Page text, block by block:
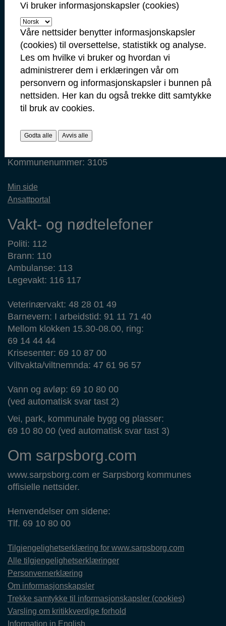
Kontaktinformasjon
Kontakt oss
Servicetorget: 69 10 80 00
(Telefontid mandag-fredag 09.00-14.00)
Contact us - English
Post: Postboks 237, 1702 Sarpsborg
Faktura: Postboks 505, 1703 Sarpsborg
Kommunenummer: 3105
Min side
Ansattportal
Vakt- og nødtelefoner
Politi: 112
Brann: 110
Ambulanse: 113
Legevakt: 116 117
Veterinærvakt: 48 28 01 49
Barnevern: I arbeidstid: 91 11 71 40
Mellom klokken 15.30-08.00, ring:
69 14 44 44
Krisesenter: 69 10 87 00
Viltvakta/viltnemnda: 47 61 96 57
Vann og avløp: 69 10 80 00
(ved automatisk svar tast 2)
Vei, park, kommunale bygg og plasser:
69 10 80 00 (ved automatisk svar tast 3)
Om sarpsborg.com
www.sarpsborg.com er Sarpsborg kommunes
offisielle nettsider.
Henvendelser om sidene:
Tlf. 69 10 80 00
Tilgjengelighetserklæring for www.sarpsborg.com
Alle tilgjengelighetserklæringer
Personvernerklæring
Om informasjonskapsler
Trekke samtykke til informasjonskapsler (cookies)
Varsling om kritikkverdige forhold
Information in English
Vi bruker informasjonskapsler (cookies)
Våre nettsider benytter informasjonskapsler
(cookies) til oversettelse, statistikk og analyse.
Les om hvilke vi bruker og hvordan vi
administrerer dem i erklæringen vår om
personvern og informasjonskapsler i bunnen på
nettsiden. Her kan du også trekke ditt samtykke
til bruk av cookies.
Godta alle Avvis alle